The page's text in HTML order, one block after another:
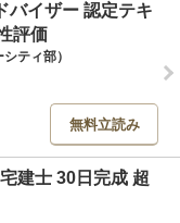
バイザー 認定テキ
評価
ティ部）
無料立読み
建士 30日完成 超